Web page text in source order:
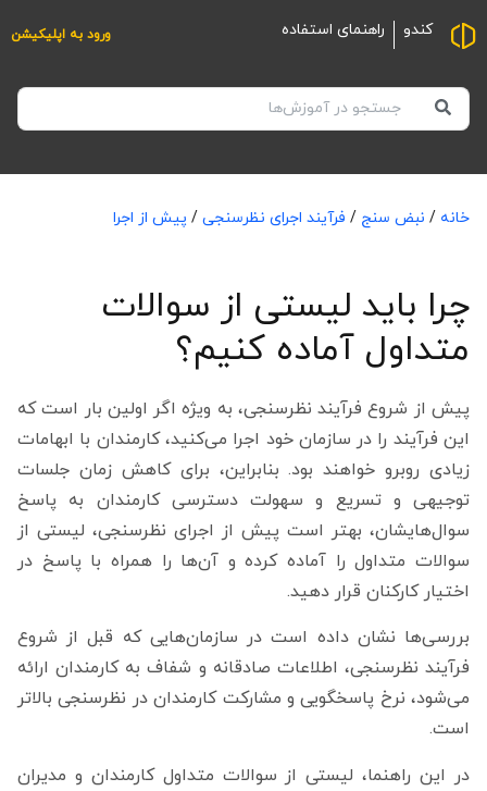
کندو راهنمای استفاده ورود به اپلیکیشن
خانه / نبض سنج / فرآیند اجرای نظرسنجی / پیش از اجرا
چرا باید لیستی از سوالات
متداول آماده کنیم؟
پیش از شروع فرآیند نظرسنجی، به ویژه اگر اولین بار است که
این فرآیند را در سازمان خود اجرا می‌کنید، کارمندان با ابهامات
زیادی روبرو خواهند بود. بنابراین، برای کاهش زمان جلسات
توجیهی و تسریع و سهولت دسترسی کارمندان به پاسخ
سوال‌هایشان، بهتر است پیش از اجرای نظرسنجی، لیستی از
سوالات متداول را آماده کرده و آن‌ها را همراه با پاسخ در
اختیار کارکنان قرار دهید.
بررسی‌ها نشان داده است در سازمان‌هایی که قبل از شروع
فرآیند نظرسنجی، اطلاعات صادقانه و شفاف به کارمندان ارائه
می‌شود، نرخ پاسخگویی و مشارکت کارمندان در نظرسنجی بالاتر
است.
در این راهنما، لیستی از سوالات متداول کارمندان و مدیران